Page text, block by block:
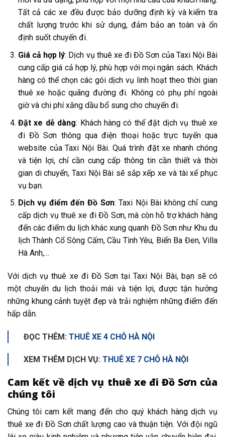
Tất cả các xe đều được bảo dưỡng định kỳ và kiểm tra
chất lượng trước khi sử dụng, đảm bảo an toàn và ổn
định suốt chuyến đi.
Giá cả hợp lý: Dịch vụ thuê xe đi Đồ Sơn của Taxi Nội Bài
cung cấp giá cả hợp lý, phù hợp với mọi ngân sách. Khách
hàng có thể chọn các gói dịch vụ linh hoạt theo thời gian
thuê xe hoặc quãng đường đi. Không có phụ phí ngoài
giờ và chi phí xăng dầu bổ sung cho chuyến đi.
Đặt xe dễ dàng: Khách hàng có thể đặt dịch vụ thuê xe
đi Đồ Sơn thông qua điện thoại hoặc trực tuyến qua
website của Taxi Nội Bài. Quá trình đặt xe nhanh chóng
và tiện lợi, chỉ cần cung cấp thông tin cần thiết và thời
gian di chuyển, Taxi Nội Bài sẽ sắp xếp xe và tài xế phục
vụ bạn.
Dịch vụ điểm đến Đồ Sơn: Taxi Nội Bài không chỉ cung
cấp dịch vụ thuê xe đi Đồ Sơn, mà còn hỗ trợ khách hàng
đến các điểm du lịch khác xung quanh Đồ Sơn như Khu du
lịch Thành Cổ Sông Cấm, Cầu Tình Yêu, Biển Ba Đen, Villa
Hà Anh,…
Với dịch vụ thuê xe đi Đồ Sơn tại Taxi Nội Bài, bạn sẽ có
một chuyến du lịch thoải mái và tiện lợi, được tận hưởng
những khung cảnh tuyệt đẹp và trải nghiệm những điểm đến
hấp dẫn.
ĐỌC THÊM: THUÊ XE 4 CHỖ HÀ NỘI
XEM THÊM DỊCH VỤ: THUÊ XE 7 CHỖ HÀ NỘI
Cam kết về dịch vụ thuê xe đi Đồ Sơn của
chúng tôi
Chúng tôi cam kết mang đến cho quý khách hàng dịch vụ
thuê xe đi Đồ Sơn chất lượng cao và thuận tiện. Với đội ngũ